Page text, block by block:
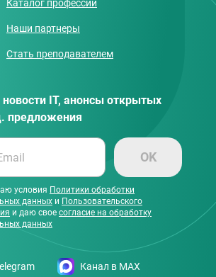
Каталог профессий
Наши партнеры
Стать преподавателем
новости IT, анонсы открытых
предложения
OK
условия Политики обработки
данных и Пользовательского
и даю свое согласие на обработку
данных
Канал в MAX